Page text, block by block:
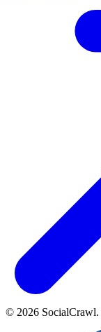
© 2026 SocialCrawl.